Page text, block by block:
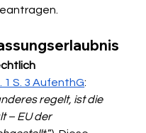
1 S. 3 AufenthG:
regelt, ist die
– EU der